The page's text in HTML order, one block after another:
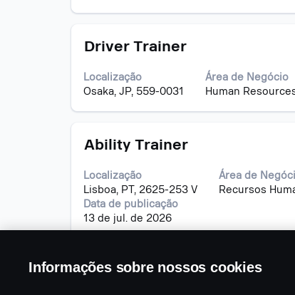
espaço
para
todas
as
informações
dela.
Título
Driver Trainer
Localização
Osaka, JP, 559-0031
Área de Negócio
Human
Selecione
vaga
com
barra
espaço
para
visualizar
todas
as
informações
Título
Ability Trainer
Localização
Lisboa, PT, 2625-253 V
Área de
Recursos
Data de publicação
13 de jul. de 2026
Selecione
vaga
com
a
barra
para
Informações sobre nossos cookies